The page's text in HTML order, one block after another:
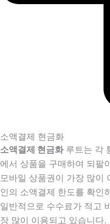
소액결제 현금화
소액결제 현금화루트는 각
에서 상품을 구매하여 되팔
모바일 상품권이 가장 많이
인의 소액결제 한도를 확인
일반적으로 수수료가 적고
장 많이 이용되고 있습니다.